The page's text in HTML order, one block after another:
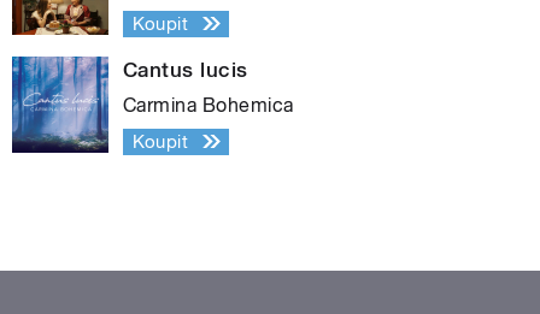
Koupit
Cantus lucis
Carmina Bohemica
Koupit